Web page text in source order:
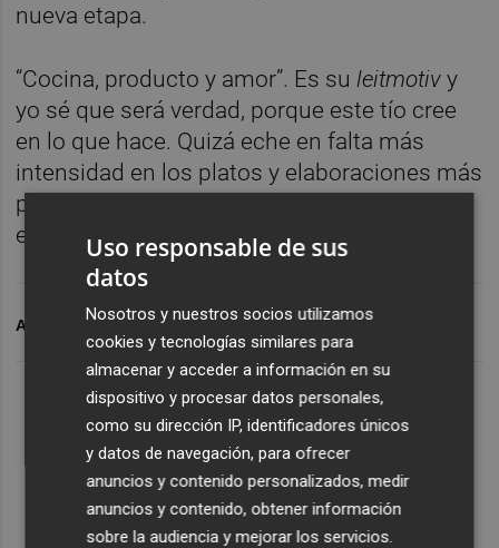
nueva etapa.
“Cocina, producto y amor”. Es suleitmotivy
yo sé que será verdad, porque este tío cree
en lo que hace. Quizá eche en falta más
intensidad en los platos y elaboraciones más
perdurables en la memoria; pero tiene todo
el tiempo del mundo...
ARCHIVADO EN TOSHI
Uso responsable de sus
datos
Nosotros y nuestros socios utilizamos
cookies y tecnologías similares para
almacenar y acceder a información en su
dispositivo y procesar datos personales,
como su dirección IP, identificadores únicos
y datos de navegación, para ofrecer
anuncios y contenido personalizados, medir
anuncios y contenido, obtener información
sobre la audiencia y mejorar los servicios.